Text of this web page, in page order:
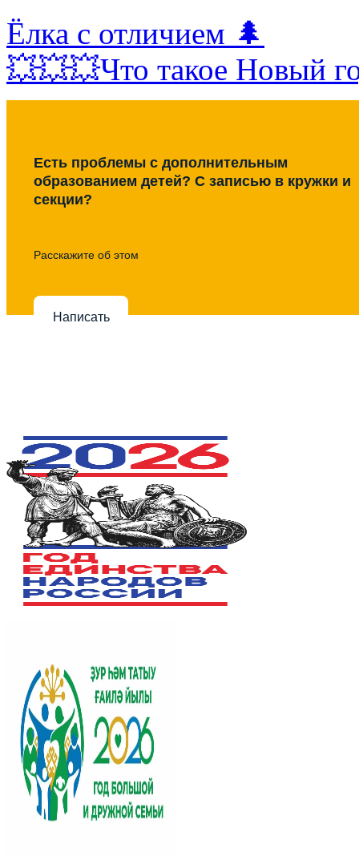
Ёлка с отличием 🌲
💥💥💥Что такое Новый
Есть проблемы с дополнительным
образованием детей? С записью в кружки и
секции?
Расскажите об этом
Написать